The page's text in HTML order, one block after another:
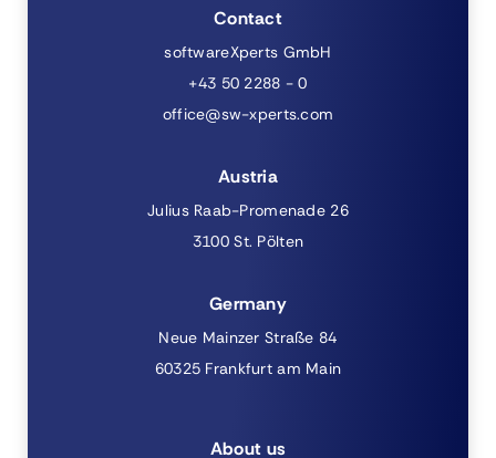
Contact
softwareXperts GmbH
+43 50 2288 - 0
office@sw-xperts.com
Austria
Julius Raab-Promenade 26
3100 St. Pölten
Germany
Neue Mainzer Straße 84
60325 Frankfurt am Main
About us